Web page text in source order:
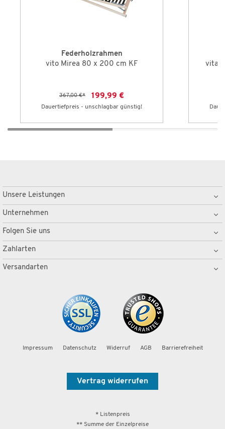
Federholzrahmen
vito Mirea 80 x 200 cm KF
367,00 €* 199,99 €
Dauertiefpreis - unschlagbar günstig!
vita
Unsere Leistungen
Unternehmen
Folgen Sie uns
Zahlarten
Versandarten
Impressum Datenschutz Widerruf AGB Barrierefreiheit
Vertrag widerrufen
* Listenpreis
** Summe der Einzelpreise